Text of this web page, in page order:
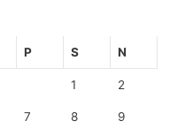
P S N
1 2
7 8 9